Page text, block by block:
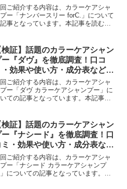
使い方・成分表なども一挙紹
！
ご紹介する内容は、カラーケアシャ
ー「ナンバースリー forC.」について
事となっています。本記事を読むこ
が出来ます。今回実際に検証や、カラ
アシャ...
検証】話題のカラーケアシャン
ー『ダヴ』を徹底調査！口コ
・効果や使い方・成分表なども
紹介！
ご紹介する内容は、カラーケアシャ
ー「ダヴ カラーケアシャンプー」に
ての記事となっています。本記事を
来ます。今回実際に検証や、カラーケ
ャンプーの使用方法...
検証】話題のカラーケアシャン
ー『ナシード』を徹底調査！口
ミ・効果や使い方・成分表など
一挙紹介！
ご紹介する内容は、カラーケアシャ
ー「ナシード カラーケアシャンプ
についての記事となっています。本